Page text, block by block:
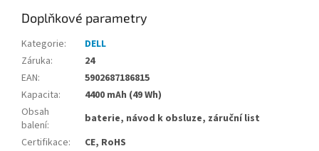
Doplňkové parametry
Kategorie:
DELL
Záruka:
24
EAN:
5902687186815
Kapacita:
4400 mAh (49 Wh)
Obsah
balení:
baterie, návod k obsluze, záruční list
Certifikace: CE, RoHS